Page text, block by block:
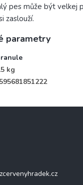
pes může být velkej
zaslouží.
parametry
kg